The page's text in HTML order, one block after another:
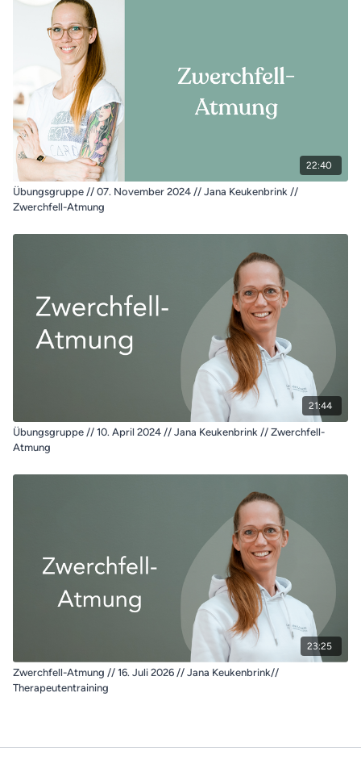
22:40
Übungsgruppe // 07. November 2024 // Jana Keukenbrink //
Zwerchfell-Atmung
21:44
Übungsgruppe // 10. April 2024 // Jana Keukenbrink // Zwerchfell-
Atmung
23:25
Zwerchfell-Atmung // 16. Juli 2026 // Jana Keukenbrink//
Therapeutentraining